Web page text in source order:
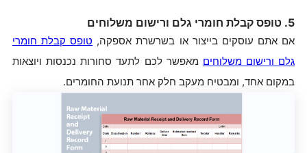
5. טופס קבלת חומרי גלם ורישום משלוחים
אם אתם עוסקים בייצור או בשרשרת אספקה, טופס קבלת חומרי
גלם ורישום משלוחים מאפשר לכם לתעד סחורות נכנסות ויוצאות
במקום אחד, ומבטיח מעקב חלק אחר תנועת החומרים.